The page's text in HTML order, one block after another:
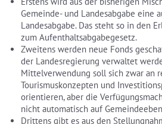
Gemeinde- und Landesabgabe eine
Landesabgabe. Das steht so in den
zum Aufenthaltsabgabegesetz.
Zweitens werden neue Fonds
der Landesregierung verwaltet
Mittelverwendung soll sich zwar an
Tourismuskonzepten und
orientieren, aber die
nicht automatisch auf
Drittens gibt es aus den